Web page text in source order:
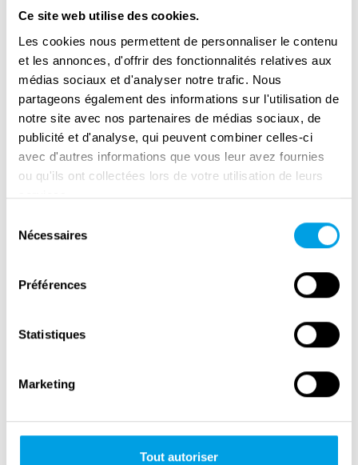
Ce site web utilise des cookies.
Les cookies nous permettent de personnaliser le contenu
et les annonces, d'offrir des fonctionnalités relatives aux
médias sociaux et d'analyser notre trafic. Nous
partageons également des informations sur l'utilisation de
notre site avec nos partenaires de médias sociaux, de
publicité et d'analyse, qui peuvent combiner celles-ci
avec d'autres informations que vous leur avez fournies
ou qu'ils ont collectées lors de votre utilisation de leurs
services.
Nécessaires
Préférences
Statistiques
Marketing
Tout autoriser